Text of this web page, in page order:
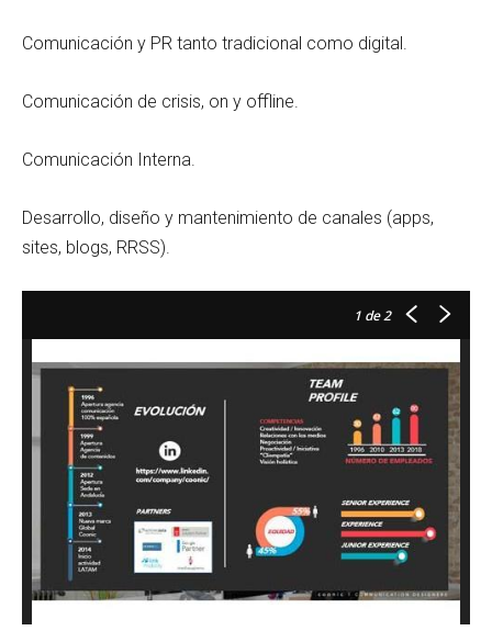
Comunicación y PR tanto tradicional como digital.
Comunicación de crisis, on y offline.
Comunicación Interna.
Desarrollo, diseño y mantenimiento de canales (apps,
sites, blogs, RRSS).
1 de 2